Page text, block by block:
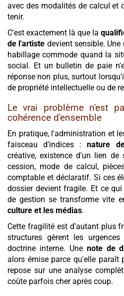
avec des modalités de calcul et
tenir.
C'est exactement là que la
de l'artiste devient sensible.
habillage commode quand la
social. Et un bulletin de paie
réponse non plus, surtout
de propriété intellectuelle ou de
Le vrai problème n'est
cohérence d'ensemble
En pratique, l'administration et
faisceau d'indices :nature
créative, existence d'un lien de
cession, mode de calcul,
comptable et déclaratif. Si ces
dossier devient fragile. Et ce
de gestion se transforme vite
culture et les médias.
Cette fragilité est d'autant plus
structures gèrent les
doctrine interne. Une note de
alors émise parce qu'elle paraît
repose sur une analyse
coûte parfois cher après coup.